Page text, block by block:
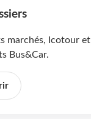
marchés, Icotour et
Bus&Car.